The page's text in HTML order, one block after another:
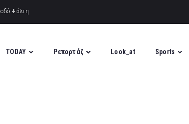
TODAY Ρεπορτάζ Look_at Sports